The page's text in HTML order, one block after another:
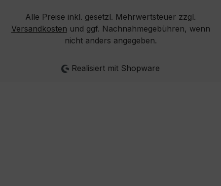
Alle Preise inkl. gesetzl. Mehrwertsteuer zzgl.
Versandkosten und ggf. Nachnahmegebühren, wenn
nicht anders angegeben.
Realisiert mit Shopware